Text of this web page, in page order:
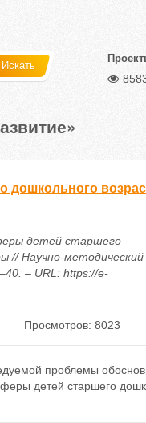
Искать
детей старшего
// Научно-методический
– URL: https://e-
Просмотров: 8023
проблемы
детей старшего